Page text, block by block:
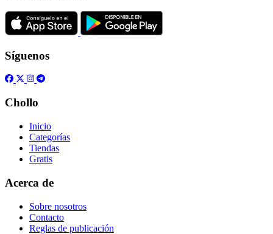
Síguenos
Chollo
Inicio
Categorías
Tiendas
Gratis
Acerca de
Sobre nosotros
Contacto
Reglas de publicación